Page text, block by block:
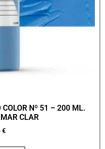
Nº 51 – 200 ML.
CLAR
€